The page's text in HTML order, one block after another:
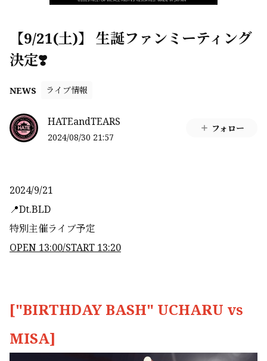
【9/21(土)】 生誕ファンミーティング
決定❣️
NEWS ライブ情報
HATEandTEARS
2024/08/30 21:57
フォロー
2024/9/21
📍Dt.BLD
特別主催ライブ予定
OPEN 13:00/START 13:20
["BIRTHDAY BASH" UCHARU vs
MISA]